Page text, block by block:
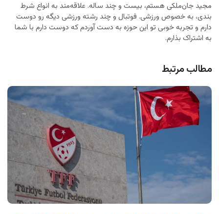
مجید جان‌ملکی هستم، بیست و چند ساله. علاقه‌مند به انواع شرط
بندی، به خصوص ورزشی. فوتبال و چند رشته ورزشی دیگه رو دوست
دارم و تجربه خوبی تو این حوزه به دست آوردم که دوست دارم با شما
به اشتراک بذارم.
مطالب مرتبط